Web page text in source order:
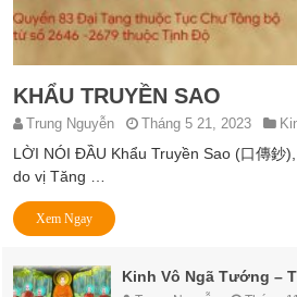
KHẨU TRUYỀN SAO
Trung Nguyễn Tháng 5 21, 2023
LỜI NÓI ĐẦU Khẩu Truyền Sao (口傳鈔
do vị Tăng …
Xem Ngay
Kinh Vô Ngã Tướng –